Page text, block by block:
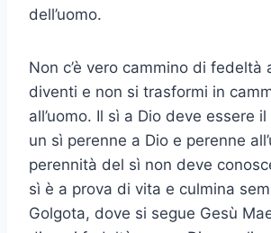
dell’uomo.
Non c’è vero cammino di fedeltà
diventi e non si trasformi in
all’uomo. Il sì a Dio deve essere il
un sì perenne a Dio e perenne
perennità del sì non deve
sì è a prova di vita e culmina
Golgota, dove si segue Gesù